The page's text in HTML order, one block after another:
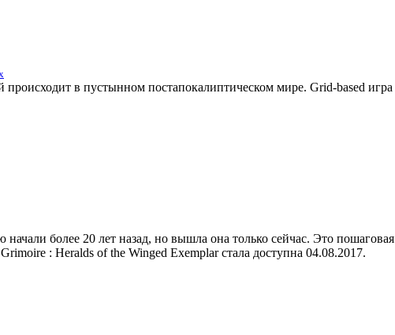
в пустынном постапокалиптическом мире. Grid-based игра
более 20 лет назад, но вышла она только сейчас. Это пошаговая
: Heralds of the Winged Exemplar стала доступна 04.08.2017.